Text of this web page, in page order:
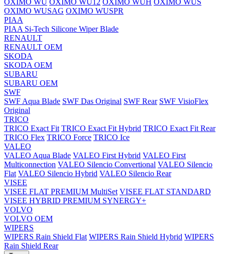
OXIMO WU OXIMO WU12 OXIMO WUH OXIMO WUS
OXIMO WUSAG OXIMO WUSPR
PIAA
PIAA Si-Tech Silicone Wiper Blade
RENAULT
RENAULT OEM
SKODA
SKODA OEM
SUBARU
SUBARU OEM
SWF
SWF Aqua Blade SWF Das Original SWF Rear SWF VisioFlex
Original
TRICO
TRICO Exact Fit TRICO Exact Fit Hybrid TRICO Exact Fit Rear
TRICO Flex TRICO Force TRICO Ice
VALEO
VALEO Aqua Blade VALEO First Hybrid VALEO First
Multiconnection VALEO Silencio Convertional VALEO Silencio
Flat VALEO Silencio Hybrid VALEO Silencio Rear
VISEE
VISEE FLAT PREMIUM MultiSet VISEE FLAT STANDARD
VISEE HYBRID PREMIUM SYNERGY+
VOLVO
VOLVO OEM
WIPERS
WIPERS Rain Shield Flat WIPERS Rain Shield Hybrid WIPERS
Rain Shield Rear